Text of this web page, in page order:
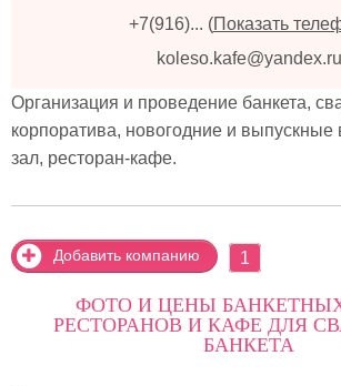
+7(916)... (Показать
koleso.kafe@yandex.ru
Организация и проведение банкета,
корпоратива, новогодние и выпускные
зал, ресторан-кафе.
Добавить компанию 1
ФОТО И ЦЕНЫ
РЕСТОРАНОВ И КАФЕ ДЛЯ
БАНКЕТА